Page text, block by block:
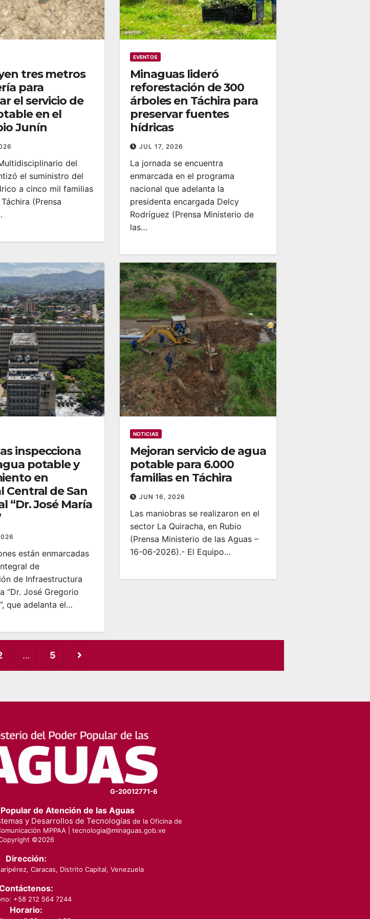
tres metros
para
el servicio de
en el
Junín
del
el suministro del
a cinco mil familias
(Prensa
EVENTOS
Minaguas lideró
reforestación de 300
árboles en Táchira para
preservar fuentes
hídricas
JUL 17, 2026
La jornada se encuentra
enmarcada en el programa
nacional que adelanta la
presidenta encargada Delcy
Rodríguez ‎(Prensa Ministerio de
las…
inspecciona
potable y
en
Central de San
“Dr. José María
están enmarcadas
de
de Infraestructura
“Dr. José Gregorio
que adelanta el…
NOTICIAS
Mejoran servicio de agua
potable para 6.000
familias en Táchira
JUN 16, 2026
Las maniobras se realizaron en el
sector La Quiracha, en Rubio
(Prensa Ministerio de las Aguas –
16-06-2026).- El Equipo…
… 5
G-20012771-6
de Atención de las Aguas
y Desarrollos de Tecnologías de la Oficina de
MPPAA | tecnologia@minaguas.gob.ve
©2026
Dirección:
Caracas, Distrito Capital, Venezuela
+58 212 564 7244
Horario: